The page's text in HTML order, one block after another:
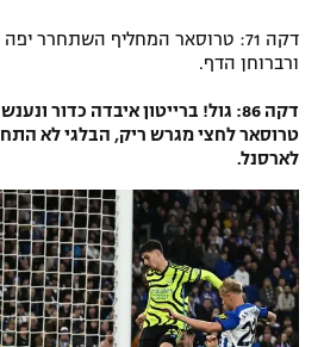
דקה 71: טרוסאר המחליף השתחרר
ורברוחן הדף.
דקה 86: גול! ברייטון איבדה כדור
לארסנל.